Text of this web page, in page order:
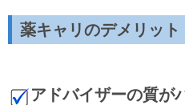
薬キャリのデメリット
アドバイザーの質が